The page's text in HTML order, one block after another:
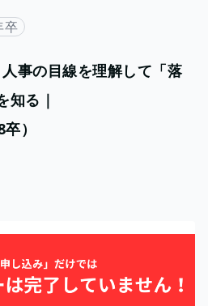
卒
人事の目線を理解して「落
知る｜
）